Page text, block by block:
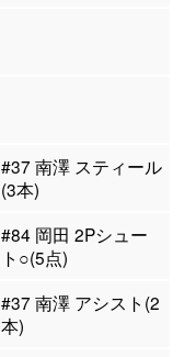
#37 南澤 スティール
(3本)
#84 岡田 2Pシュー
ト○(5点)
#37 南澤 アシスト(2
本)